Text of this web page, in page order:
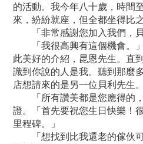
的活動。我今年八十歲，時間
來，紛紛就座，但全都坐得比
「非常感謝您加入我們，貝
「我很高興有這個機會。」
此美好的介紹，昆恩先生。直
識到你說的人是我。聽到那麼
店想請來的是另一位貝利先生。
「所有讚美都是您應得的，
證。「首先要祝您生日快樂！
里程碑。」
「想找到比我還老的傢伙可